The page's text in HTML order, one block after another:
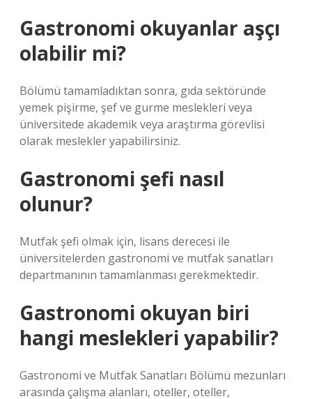
Gastronomi okuyanlar aşçı
olabilir mi?
Bölümü tamamladıktan sonra, gıda sektöründe
yemek pişirme, şef ve gurme meslekleri veya
üniversitede akademik veya araştırma görevlisi
olarak meslekler yapabilirsiniz.
Gastronomi şefi nasıl
olunur?
Mutfak şefi olmak için, lisans derecesi ile
üniversitelerden gastronomi ve mutfak sanatları
departmanının tamamlanması gerekmektedir.
Gastronomi okuyan biri
hangi meslekleri yapabilir?
Gastronomi ve Mutfak Sanatları Bölümü mezunları
arasında çalışma alanları, oteller, oteller,